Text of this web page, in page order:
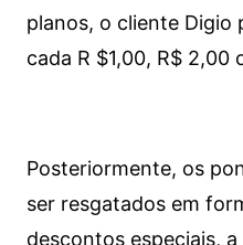
planos, o cliente Digio
cada R $1,00, R$ 2,00
Posteriormente, os
ser resgatados em
descontos especiais,